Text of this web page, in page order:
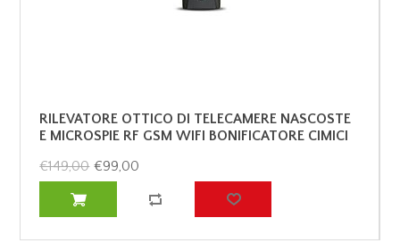
RILEVATORE OTTICO DI TELECAMERE NASCOSTE
E MICROSPIE RF GSM WIFI BONIFICATORE CIMICI
€149,00 €99,00